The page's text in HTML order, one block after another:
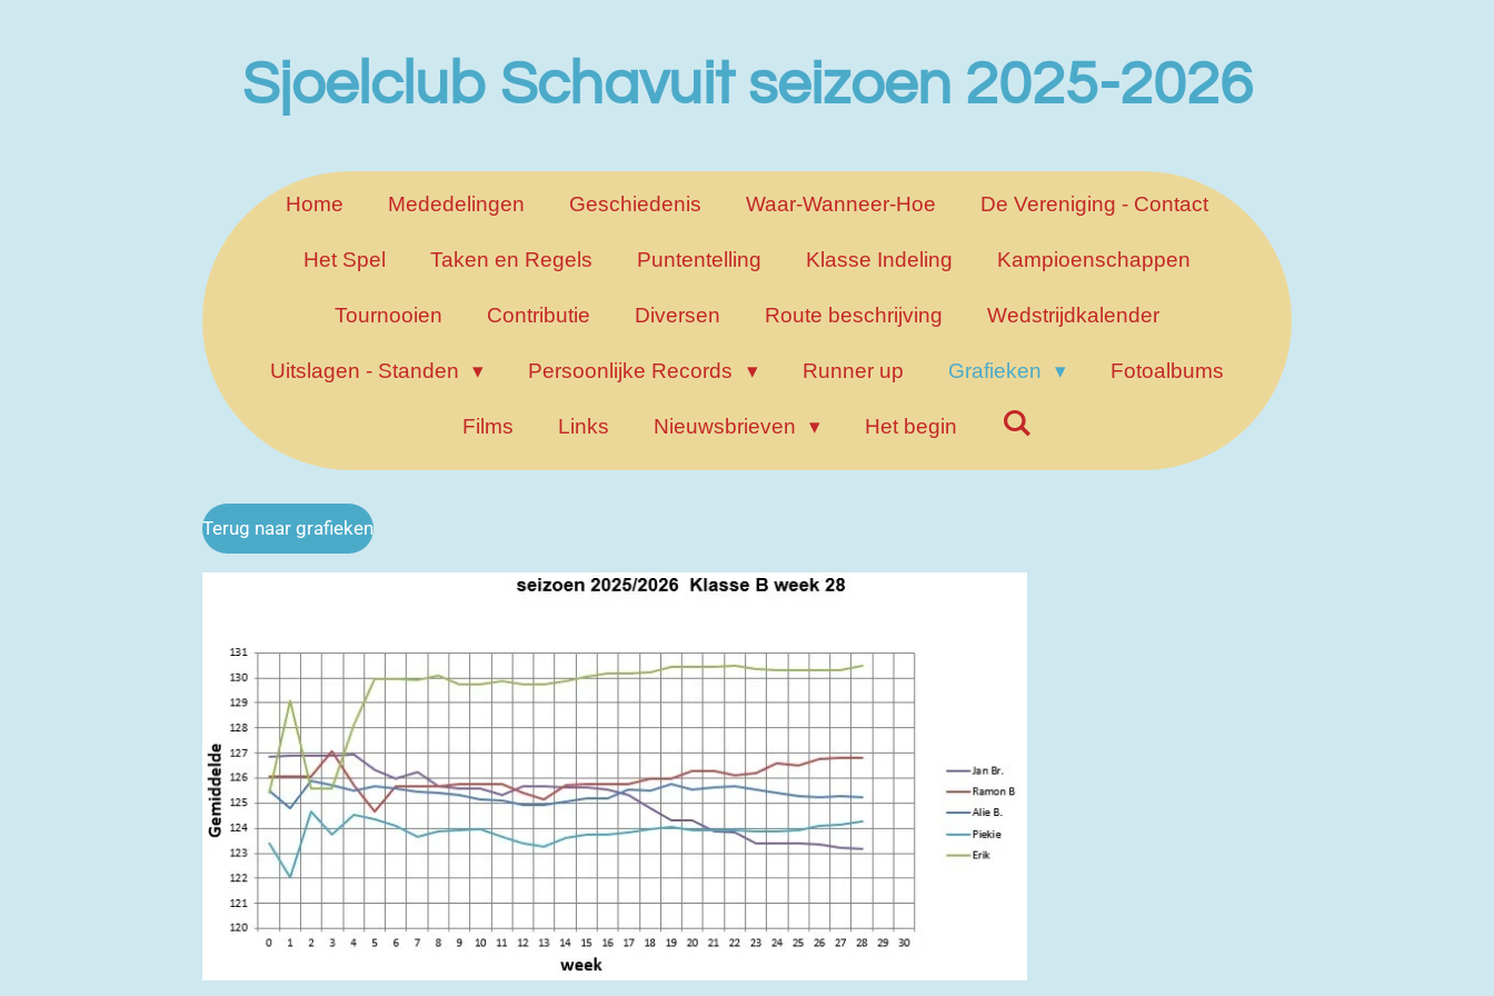
Sjoelclub Schavuit seizoen 2025-2026
Home Mededelingen Geschiedenis Waar-Wanneer-Hoe De Vereniging - Contact
Het Spel Taken en Regels Puntentelling Klasse Indeling Kampioenschappen
Tournooien Contributie Diversen Route beschrijving Wedstrijdkalender
Uitslagen - Standen Persoonlijke Records Runner up Grafieken Fotoalbums
Films Links Nieuwsbrieven Het begin
Terug naar grafieken